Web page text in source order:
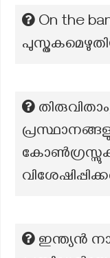
On the
ഇന്ത്യൻ